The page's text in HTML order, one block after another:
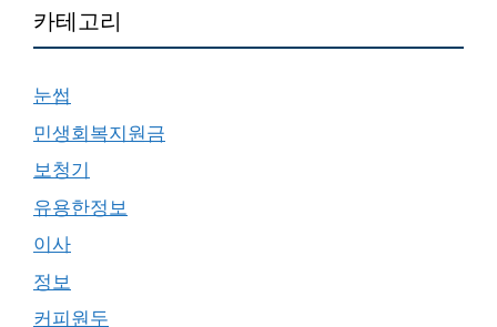
카테고리
눈썹
민생회복지원금
보청기
유용한정보
이사
정보
커피원두